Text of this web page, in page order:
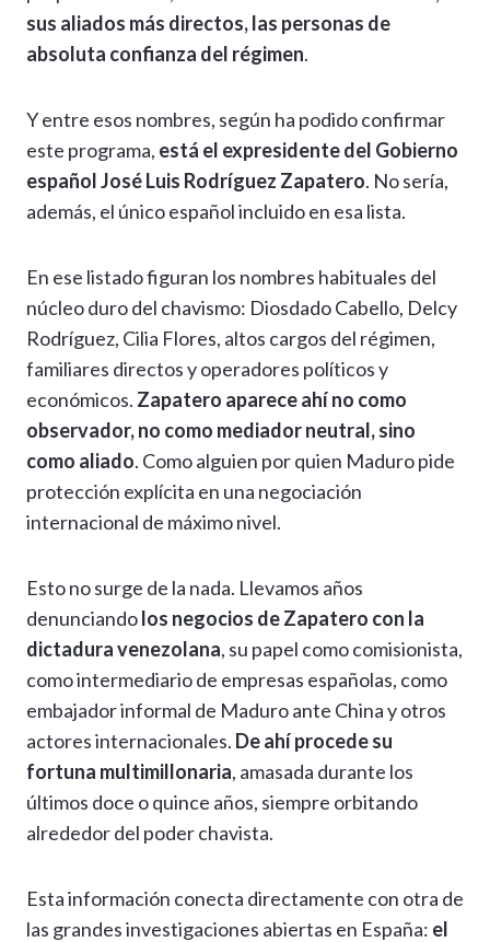
sus aliados más directos, las personas de
absoluta confianza del régimen.
Y entre esos nombres, según ha podido confirmar
este programa, está el expresidente del Gobierno
español José Luis Rodríguez Zapatero. No sería,
además, el único español incluido en esa lista.
En ese listado figuran los nombres habituales del
núcleo duro del chavismo: Diosdado Cabello, Delcy
Rodríguez, Cilia Flores, altos cargos del régimen,
familiares directos y operadores políticos y
económicos. Zapatero aparece ahí no como
observador, no como mediador neutral, sino
como aliado. Como alguien por quien Maduro pide
protección explícita en una negociación
internacional de máximo nivel.
Esto no surge de la nada. Llevamos años
denunciandolos negocios de Zapatero con la
dictadura venezolana, su papel como comisionista,
como intermediario de empresas españolas, como
embajador informal de Maduro ante China y otros
actores internacionales. De ahí procede su
fortuna multimillonaria, amasada durante los
últimos doce o quince años, siempre orbitando
alrededor del poder chavista.
Esta información conecta directamente con otra de
las grandes investigaciones abiertas en España: el